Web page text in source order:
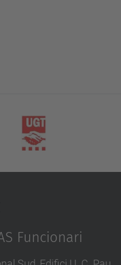
Funcionari